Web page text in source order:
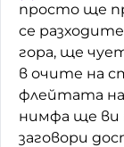
Домашен
Питаме
До ре ми
просто ще
се
гора, ще
в очите на
флейтата на
нимфа ще ви
заговори